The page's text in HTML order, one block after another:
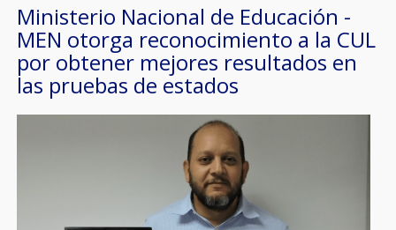
Ministerio Nacional de Educación -
MEN otorga reconocimiento a la CUL
por obtener mejores resultados en
las pruebas de estados